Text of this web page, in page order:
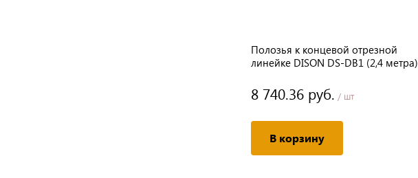
Полозья к концевой отрезной
линейке DISON DS-DB1 (2,4 метра)
8 740.36 руб. / шт
В корзину